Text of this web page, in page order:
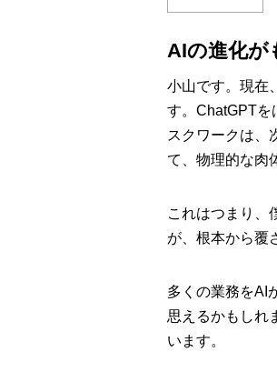
AIの進化が
小山です。現在
す。ChatGPTを
スクワークは、
て、物理的な肉
これはつまり、
が、根本から覆
多くの業務をAI
思えるかもしれ
います。